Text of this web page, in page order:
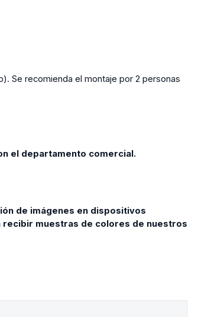
Se recomienda el montaje por 2 personas
el departamento comercial.
de imágenes en dispositivos
muestras de colores de nuestros